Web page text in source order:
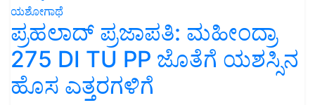
ಯಶೋಗಾಥೆ
ಪ್ರಹಲಾದ್ ಪ್ರಜಾಪತಿ: ಮಹೀಂದ್ರಾ
275 DI TU PP ಜೊತೆಗೆ ಯಶಸ್ಸಿನ
ಹೊಸ ಎತ್ತರಗಳಿಗೆ